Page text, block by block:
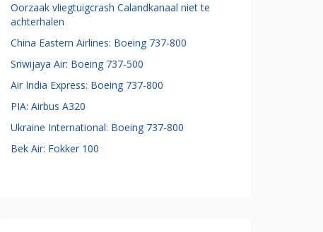
Oorzaak vliegtuigcrash Calandkanaal niet te
achterhalen
China Eastern Airlines: Boeing 737-800
Sriwijaya Air: Boeing 737-500
Air India Express: Boeing 737-800
PIA: Airbus A320
Ukraine International: Boeing 737-800
Bek Air: Fokker 100